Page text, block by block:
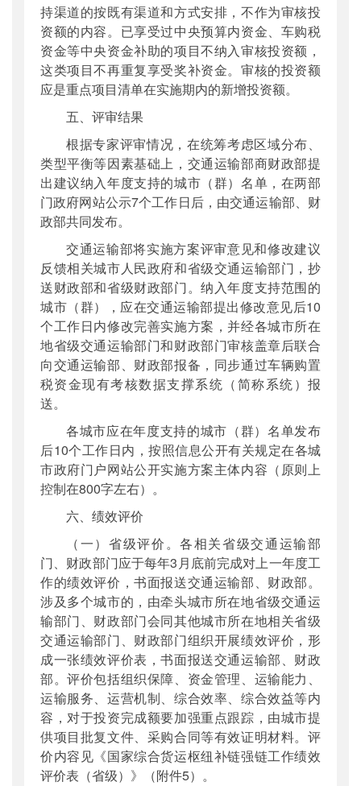
持渠道的按既有渠道和方式安排，不作为审核投
资额的内容。已享受过中央预算内资金、车购税
资金等中央资金补助的项目不纳入审核投资额，
这类项目不再重复享受奖补资金。审核的投资额
应是重点项目清单在实施期内的新增投资额。
五、评审结果
根据专家评审情况，在统筹考虑区域分布、
类型平衡等因素基础上，交通运输部商财政部提
出建议纳入年度支持的城市（群）名单，在两部
门政府网站公示7个工作日后，由交通运输部、财
政部共同发布。
交通运输部将实施方案评审意见和修改建议
反馈相关城市人民政府和省级交通运输部门，抄
送财政部和省级财政部门。纳入年度支持范围的
城市（群），应在交通运输部提出修改意见后10
个工作日内修改完善实施方案，并经各城市所在
地省级交通运输部门和财政部门审核盖章后联合
向交通运输部、财政部报备，同步通过车辆购置
税资金现有考核数据支撑系统（简称系统）报
送。
各城市应在年度支持的城市（群）名单发布
后10个工作日内，按照信息公开有关规定在各城
市政府门户网站公开实施方案主体内容（原则上
控制在800字左右）。
六、绩效评价
（一）省级评价。各相关省级交通运输部
门、财政部门应于每年3月底前完成对上一年度工
作的绩效评价，书面报送交通运输部、财政部。
涉及多个城市的，由牵头城市所在地省级交通运
输部门、财政部门会同其他城市所在地相关省级
交通运输部门、财政部门组织开展绩效评价，形
成一张绩效评价表，书面报送交通运输部、财政
部。评价包括组织保障、资金管理、运输能力、
运输服务、运营机制、综合效率、综合效益等内
容，对于投资完成额要加强重点跟踪，由城市提
供项目批复文件、采购合同等有效证明材料。评
价内容见《国家综合货运枢纽补链强链工作绩效
评价表（省级）》（附件5）。